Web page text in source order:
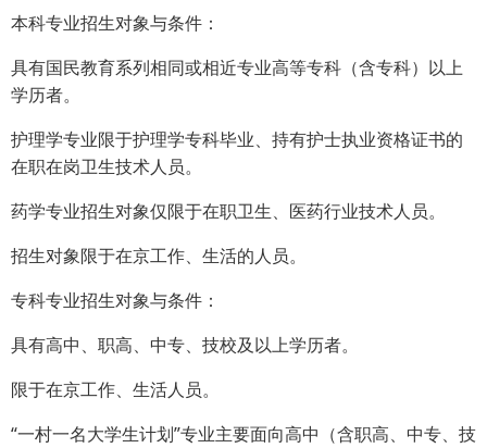
本科专业招生对象与条件：
具有国民教育系列相同或相近专业高等专科（含专科）以上
学历者。
护理学专业限于护理学专科毕业、持有护士执业资格证书的
在职在岗卫生技术人员。
药学专业招生对象仅限于在职卫生、医药行业技术人员。
招生对象限于在京工作、生活的人员。
专科专业招生对象与条件：
具有高中、职高、中专、技校及以上学历者。
限于在京工作、生活人员。
“一村一名大学生计划”专业主要面向高中（含职高、中专、技